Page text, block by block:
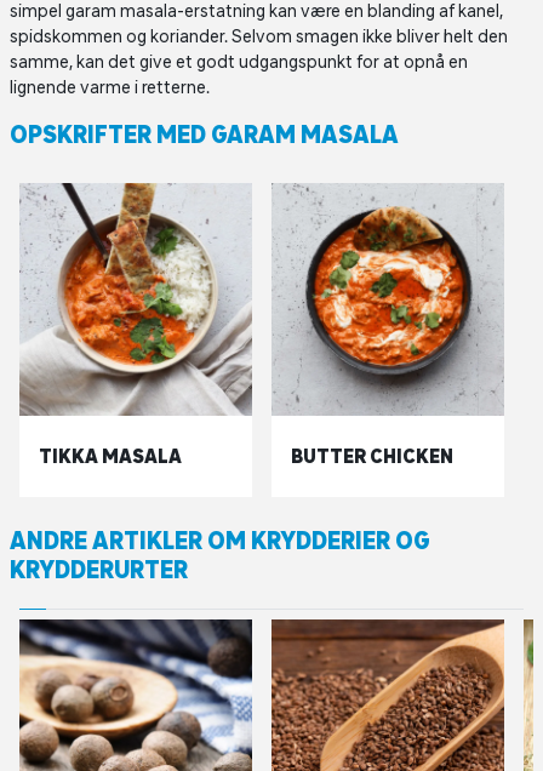
simpel garam masala-erstatning kan være en blanding af kanel,
spidskommen og koriander. Selvom smagen ikke bliver helt den
samme, kan det give et godt udgangspunkt for at opnå en
lignende varme i retterne.
OPSKRIFTER MED GARAM MASALA
TIKKA MASALA BUTTER CHICKEN
ANDRE ARTIKLER OM KRYDDERIER OG
KRYDDERURTER